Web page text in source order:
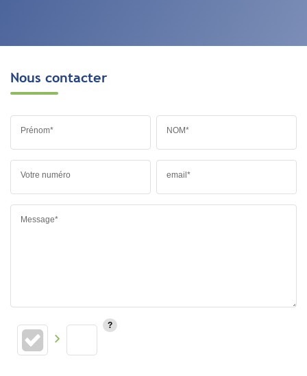
Nous contacter
Prénom* NOM*
Votre numéro email*
Message*